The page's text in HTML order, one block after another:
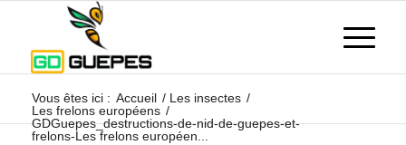
Vous êtes ici : Accueil / Les insectes /
Les frelons européens /
GDGuepes_destructions-de-nid-de-guepes-et-
frelons-Les frelons européen...